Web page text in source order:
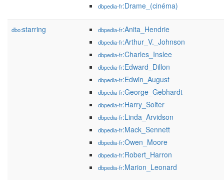
dbpedia-fr:Drame_(cinéma)
dbo:starring dbpedia-fr:Anita_Hendrie
dbpedia-fr:Arthur_V._Johnson
dbpedia-fr:Charles_Inslee
dbpedia-fr:Edward_Dillon
dbpedia-fr:Edwin_August
dbpedia-fr:George_Gebhardt
dbpedia-fr:Harry_Solter
dbpedia-fr:Linda_Arvidson
dbpedia-fr:Mack_Sennett
dbpedia-fr:Owen_Moore
dbpedia-fr:Robert_Harron
dbpedia-fr:Marion_Leonard